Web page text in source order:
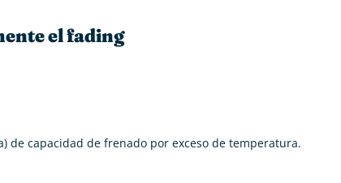
el fading
de capacidad de frenado por exceso de temperatura.